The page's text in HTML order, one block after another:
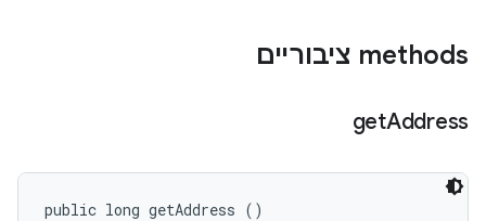
‫methods ציבוריים
getAddress
public long getAddress ()